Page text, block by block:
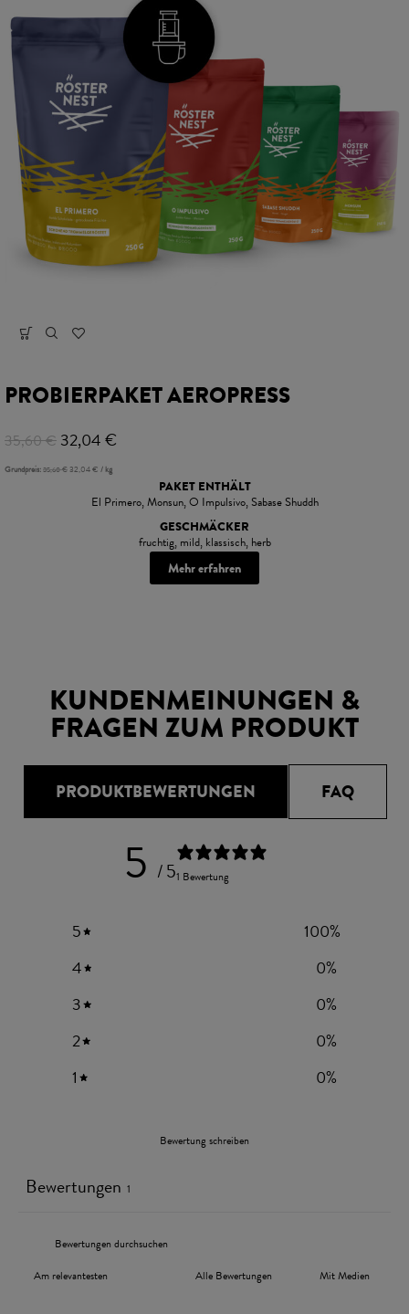
PROBIERPAKET AEROPRESS
35,60€ 32,04€
Grundpreis:35,60€ 32,04€ / kg
PAKET ENTHÄLT
El Primero, Monsun, O Impulsivo, Sabase Shuddh
GESCHMÄCKER
fruchtig, mild, klassisch, herb
Mehr erfahren
KUNDENMEINUNGEN &
FRAGEN ZUM PRODUKT
PRODUKTBEWERTUNGEN FAQ
5 / 51 Bewertung
5 100%
4
0%
3
0%
2
0%
1
0%
Bewertung schreiben
Bewertungen 1
Mit Medien